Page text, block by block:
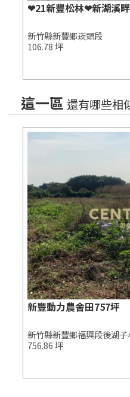
❤21新豐松林❤新湖溪
新竹縣新豐鄉崁頭段
106.78 坪
這一區 還有哪些相
新豐動力農舍田757坪
新竹縣新豐鄉福興段後湖子
756.86 坪